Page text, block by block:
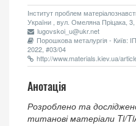
Інститут проблем
України , вул. Омеляна Пріцака, 3,
lugovskoi_u@ukr.net
Порошкова металургія - Київ:
2022, #03/04
http://www.materials.kiev.ua/
Анотація
Розроблено та
титанові матеріали Ti/